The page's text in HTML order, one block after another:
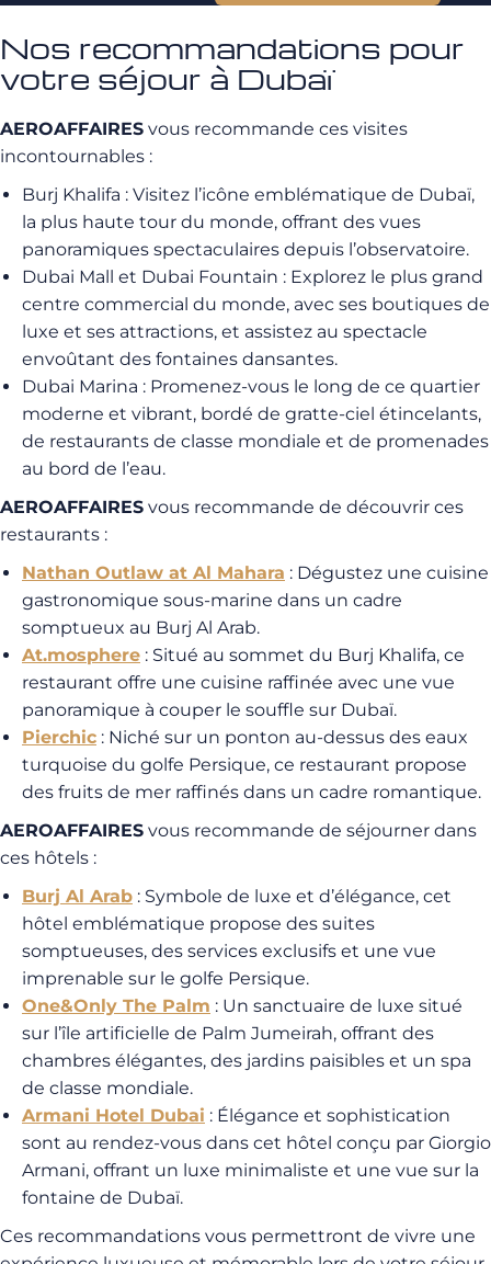
Nos recommandations pour
votre séjour à Dubaï
AEROAFFAIRES vous recommande ces visites
incontournables :
Burj Khalifa : Visitez l’icône emblématique de Dubaï,
la plus haute tour du monde, offrant des vues
panoramiques spectaculaires depuis l’observatoire.
Dubai Mall et Dubai Fountain : Explorez le plus grand
centre commercial du monde, avec ses boutiques de
luxe et ses attractions, et assistez au spectacle
envoûtant des fontaines dansantes.
Dubai Marina : Promenez-vous le long de ce quartier
moderne et vibrant, bordé de gratte-ciel étincelants,
de restaurants de classe mondiale et de promenades
au bord de l’eau.
AEROAFFAIRES vous recommande de découvrir ces
restaurants :
Nathan Outlaw at Al Mahara : Dégustez une cuisine
gastronomique sous-marine dans un cadre
somptueux au Burj Al Arab.
At.mosphere : Situé au sommet du Burj Khalifa, ce
restaurant offre une cuisine raffinée avec une vue
panoramique à couper le souffle sur Dubaï.
Pierchic : Niché sur un ponton au-dessus des eaux
turquoise du golfe Persique, ce restaurant propose
des fruits de mer raffinés dans un cadre romantique.
AEROAFFAIRES vous recommande de séjourner dans
ces hôtels :
Burj Al Arab : Symbole de luxe et d’élégance, cet
hôtel emblématique propose des suites
somptueuses, des services exclusifs et une vue
imprenable sur le golfe Persique.
One&Only The Palm : Un sanctuaire de luxe situé
sur l’île artificielle de Palm Jumeirah, offrant des
chambres élégantes, des jardins paisibles et un spa
de classe mondiale.
Armani Hotel Dubai : Élégance et sophistication
sont au rendez-vous dans cet hôtel conçu par Giorgio
Armani, offrant un luxe minimaliste et une vue sur la
fontaine de Dubaï.
Ces recommandations vous permettront de vivre une